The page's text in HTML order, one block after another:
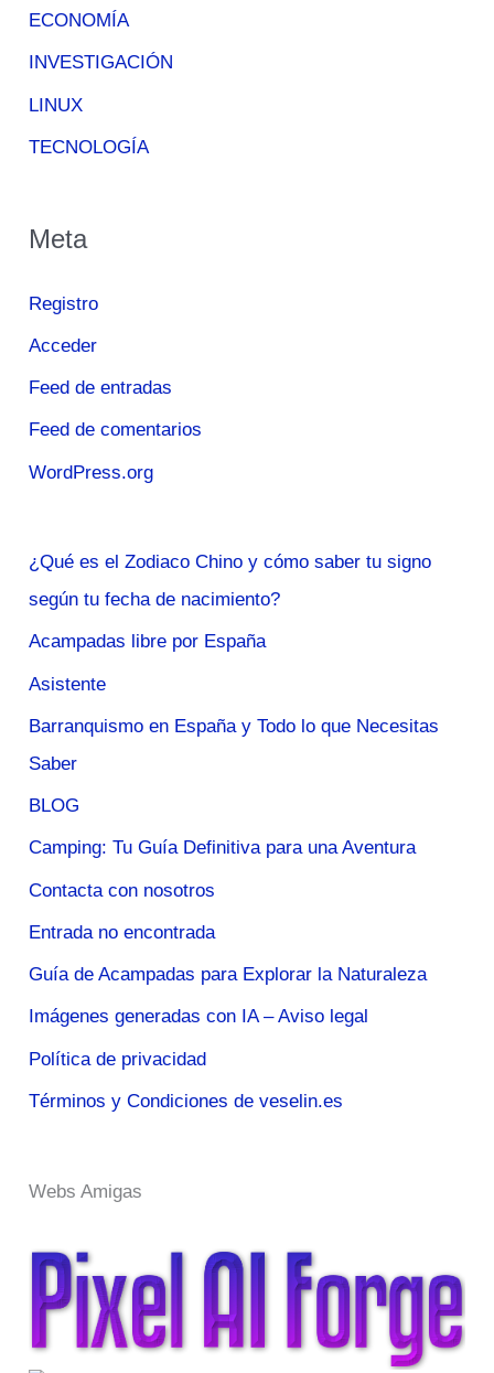
ECONOMÍA
INVESTIGACIÓN
LINUX
TECNOLOGÍA
Meta
Registro
Acceder
Feed de entradas
Feed de comentarios
WordPress.org
¿Qué es el Zodiaco Chino y cómo saber tu signo
según tu fecha de nacimiento?
Acampadas libre por España
Asistente
Barranquismo en España y Todo lo que Necesitas
Saber
BLOG
Camping: Tu Guía Definitiva para una Aventura
Contacta con nosotros
Entrada no encontrada
Guía de Acampadas para Explorar la Naturaleza
Imágenes generadas con IA – Aviso legal
Política de privacidad
Términos y Condiciones de veselin.es
Webs Amigas